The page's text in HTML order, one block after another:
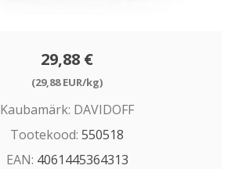
29,88 €
(29,88 EUR/kg)
Kaubamärk: DAVIDOFF
Tootekood: 550518
EAN: 4061445364313